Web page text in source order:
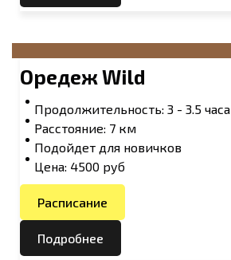
Оредеж Wild
Продолжительность: 3 - 3.5 часа
Расстояние: 7 км
Подойдет для новичков
Цена: 4500 руб
Расписание
Подробнее